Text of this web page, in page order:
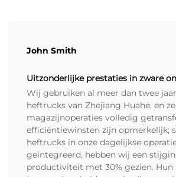
John Smith
Uitzonderlijke prestaties in zware
Wij gebruiken al meer dan twee
heftrucks van Zhejiang Huahe, en
magazijnoperaties volledig
efficiëntiewinsten zijn opmerkelijk;
heftrucks in onze dagelijkse
geïntegreerd, hebben wij een
productiviteit met 30% gezien. Hun